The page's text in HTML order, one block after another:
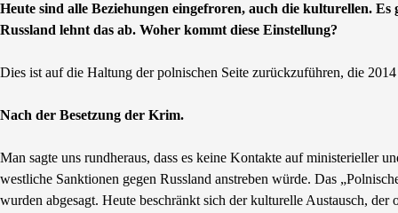
Heute sind alle Beziehungen eingefroren, auch die kulturellen.
Russland lehnt das ab. Woher kommt diese Einstellung?
Dies ist auf die Haltung der polnischen Seite zurückzuführen, die
Nach der Besetzung der Krim.
Man sagte uns rundheraus, dass es keine Kontakte auf ministerieller
westliche Sanktionen gegen Russland anstreben würde. Das
wurden abgesagt. Heute beschränkt sich der kulturelle Austausch,